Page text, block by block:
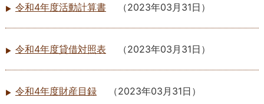
令和4年度活動計算書 （2023年03月31日 ）
令和4年度貸借対照表 （2023年03月31日 ）
令和4年度財産目録 （2023年03月31日 ）